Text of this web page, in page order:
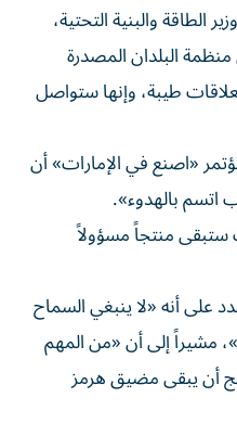
والبنية التحتية،
البلدان المصدرة
طيبة، ​وإنها ستواصل
«اصنع في الإمارات» أن
اتسم ‌بالهدوء».
ستبقى منتجاً مسؤولاً
أنه «لا ينبغي السماح
مشيراً إلى أن «من المهم
أن يبقى مضيق هرمز